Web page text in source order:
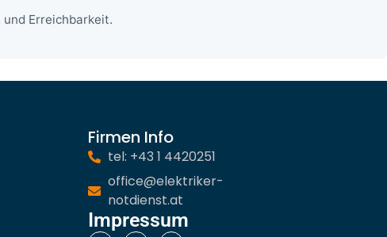
Erreichbarkeit.
Firmen Info
tel: +43 1 4420251
office@elektriker-
notdienst.at
Impressum